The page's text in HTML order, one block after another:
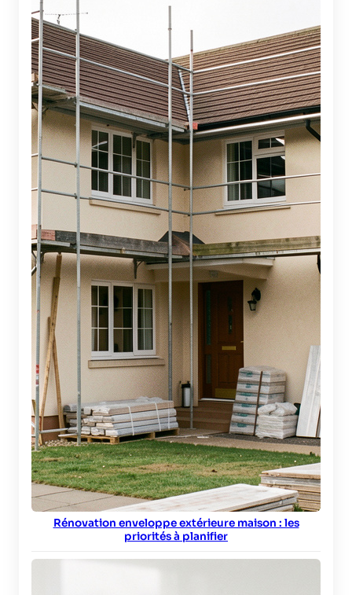
Rénovation enveloppe extérieure maison : les
priorités à planifier